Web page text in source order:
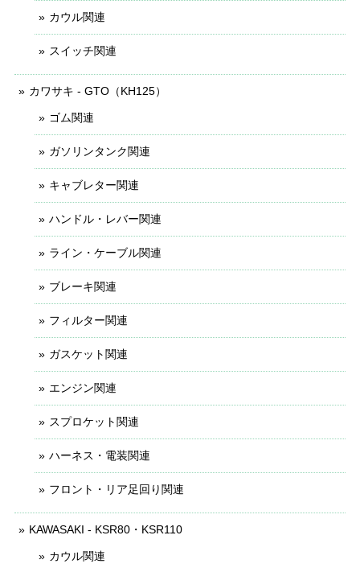
カウル関連
スイッチ関連
カワサキ - GTO（KH125）
ゴム関連
ガソリンタンク関連
キャブレター関連
ハンドル・レバー関連
ライン・ケーブル関連
ブレーキ関連
フィルター関連
ガスケット関連
エンジン関連
スプロケット関連
ハーネス・電装関連
フロント・リア足回り関連
KAWASAKI - KSR80・KSR110
カウル関連